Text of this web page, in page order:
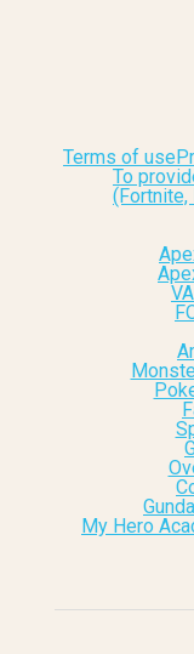
Terms of use
To
(Fortnite,
My Hero